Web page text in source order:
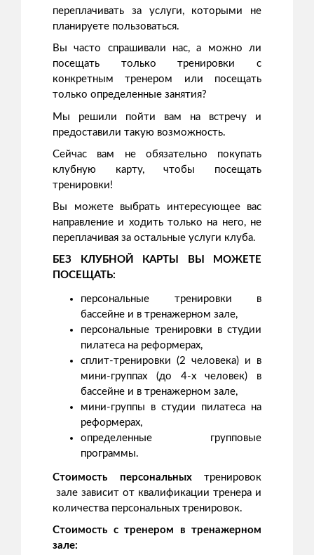
переплачивать за услуги, которыми не
планируете пользоваться.
Вы часто спрашивали нас, а можно ли
посещать только тренировки с
конкретным тренером или посещать
только определенные занятия?
Мы решили пойти вам на встречу и
предоставили такую возможность.
Сейчас вам не обязательно покупать
клубную карту, чтобы посещать
тренировки!
Вы можете выбрать интересующее вас
направление и ходить только на него, не
переплачивая за остальные услуги клуба.
БЕЗ КЛУБНОЙ КАРТЫ ВЫ МОЖЕТЕ
ПОСЕЩАТЬ:
персональные тренировки в
бассейне и в тренажерном зале,
персональные тренировки в студии
пилатеса на реформерах,
сплит-тренировки (2 человека) и в
мини-группах (до 4-х человек) в
бассейне и в тренажерном зале,
мини-группы в студии пилатеса на
реформерах,
определенные групповые
программы.
Стоимость персональныхтренировок
зале зависит от квалификации тренера и
количества персональных тренировок.
Стоимость с тренером в тренажерном
зале: